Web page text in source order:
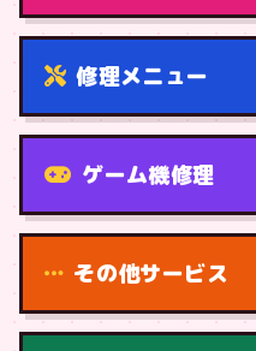
修理メニュー
機種から
ゲーム機修理
その他サービス